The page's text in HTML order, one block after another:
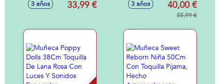
3 años 33,99 €
ambos son bebes y
se haran pipi
3 años 40,00 €
55,99 €